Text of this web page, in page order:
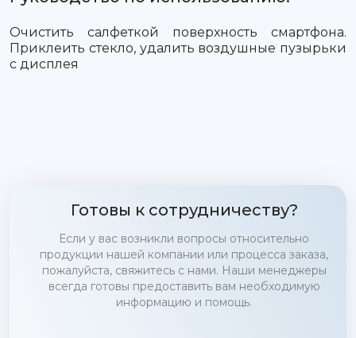
Очистить салфеткой поверхность смартфона.
Приклеить стекло, удалить воздушные пузырьки
с дисплея
Готовы к сотрудничеству?
Если у вас возникли вопросы относительно
продукции нашей компании или процесса заказа,
пожалуйста, свяжитесь с нами. Наши менеджеры
всегда готовы предоставить вам необходимую
информацию и помощь.